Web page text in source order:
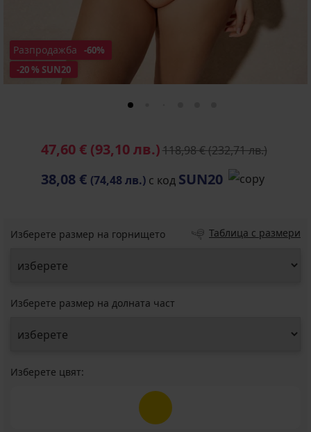
-20 % SUN20
Разпродажба -60%
47,60 € (93,10 лв.)118,98 €(232,71 лв.)
38,08 € (74,48 лв.) с код SUN20
Изберете размер на горнището Таблица с размери
Изберете размер на долната част
Изберете цвят: